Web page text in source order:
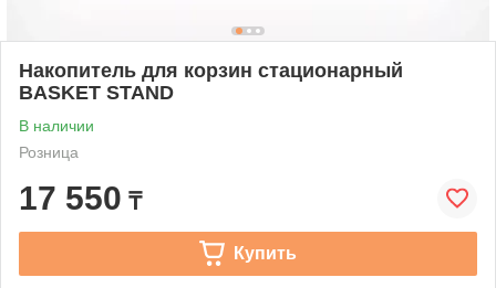
Накопитель для корзин стационарный
BASKET STAND
В наличии
Розница
17 550 ₸
Купить